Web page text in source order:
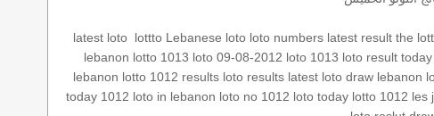
latest loto lottto Lebanese loto loto numbers latest result the
lebanon lotto 1013 loto 09-08-2012 loto 1013 loto result today
lebanon lotto 1012 results loto results latest loto draw lebanon
today 1012 loto in lebanon loto no 1012 loto today lotto 1012 les